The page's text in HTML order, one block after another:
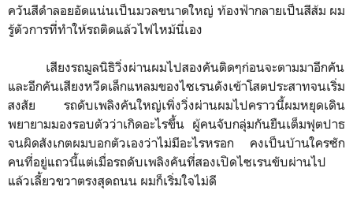
ควันสีดำลอยอัดแน่นเป็นมวลขนาดใหญ่ ท้องฟ้ากลายเป็นสีส้ม ผม
รู้ตัวการที่ทำให้รถติดแล้วไฟไหม้นี่เอง
เสียงรถมูลนิธิวิ่งผ่านผมไปสองคันติดๆก่อนจะตามมาอีกคัน
และอีกคันเสียงหวีดเล็กแหลมของไซเรนดังเข้าโสตประสาทจนเริ่ม
สงสัย รถดับเพลิงคันใหญ่เพิ่งวิ่งผ่านผมไปคราวนี้ผมหยุดเดิน
พยายามมองรอบตัวว่าเกิดอะไรขึ้น ผู้คนจับกลุ่มกันยืนเต็มฟุตปาธ
จนผิดสังเกตผมบอกตัวเองว่าไม่มีอะไรหรอก คงเป็นบ้านใครซัก
คนที่อยู่แถวนี้แต่เมื่อรถดับเพลิงคันที่สองเปิดไซเรนขับผ่านไป
แล้วเลี้ยวขวาตรงสุดถนน ผมก็เริ่มใจไม่ดี